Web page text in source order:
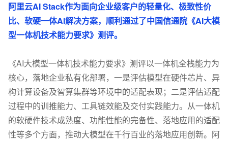
阿里云AI Stack作为面向企业级客户的轻量化、极致性价
比、软硬一体AI解决方案，顺利通过了中国信通院《AI大模
型一体机技术能力要求》测评。
《AI大模型一体机技术能力要求》测评以一体机全栈能力为
核心，落地企业私有化部署，一是评估模型在硬件芯片、异
构计算设备及智算集群等环境中的适配表现；二是评估适配
过程中的训推能力、工具链效能及交付实践能力。从一体机
的软硬件技术成熟度、功能性能的完备性、落地应用的适配
性等多个方面，推动大模型在千行百业的落地应用创新。阿